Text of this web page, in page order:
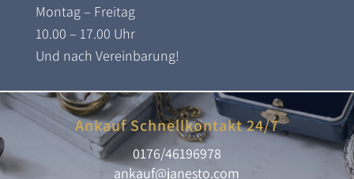
Montag – Freitag
10.00 – 17.00 Uhr
Und nach Vereinbarung!
Ankauf Schnellkontakt 24/7
0176/46196978
ankauf@janesto.com